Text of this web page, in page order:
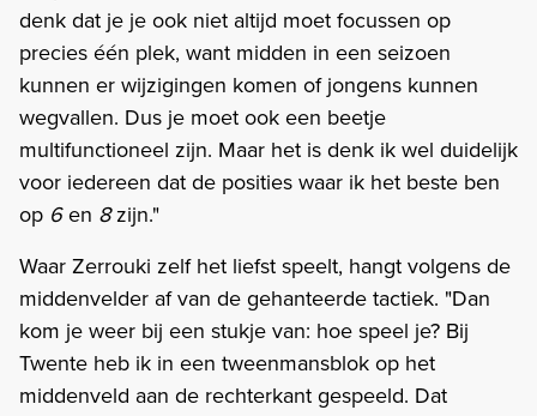
denk dat je je ook niet altijd moet focussen op
precies één plek, want midden in een seizoen
kunnen er wijzigingen komen of jongens kunnen
wegvallen. Dus je moet ook een beetje
multifunctioneel zijn. Maar het is denk ik wel duidelijk
voor iedereen dat de posities waar ik het beste ben
op 6en 8zijn."
Waar Zerrouki zelf het liefst speelt, hangt volgens de
middenvelder af van de gehanteerde tactiek. "Dan
kom je weer bij een stukje van: hoe speel je? Bij
Twente heb ik in een tweenmansblok op het
middenveld aan de rechterkant gespeeld. Dat